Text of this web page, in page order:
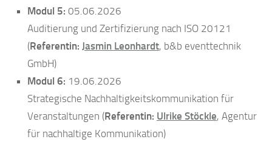
Modul 5: 05.06.2026
Auditierung und Zertifizierung nach ISO 20121
(Referentin: Jasmin Leonhardt, b&b eventtechnik
GmbH)
Modul 6: 19.06.2026
Strategische Nachhaltigkeitskommunikation für
Veranstaltungen (Referentin: Ulrike Stöckle, Agentur
für nachhaltige Kommunikation)